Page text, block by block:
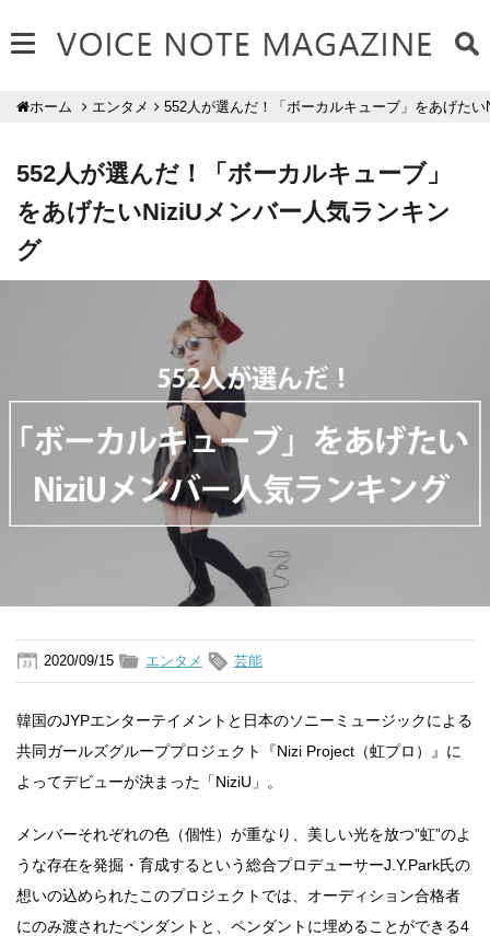
ホーム エンタメ 552人が選んだ！「ボーカルキューブ」をあげた
552人が選んだ！「ボーカルキューブ」
をあげたいNiziUメンバー人気ランキン
グ
2020/09/15 エンタメ 芸能
韓国のJYPエンターテイメントと日本のソニーミュージックによる
共同ガールズグループプロジェクト『Nizi Project（虹プロ）』に
よってデビューが決まった「NiziU」。
メンバーそれぞれの色（個性）が重なり、美しい光を放つ”虹”のよ
うな存在を発掘・育成するという総合プロデューサーJ.Y.Park氏の
想いの込められたこのプロジェクトでは、オーディション合格者
にのみ渡されたペンダントと、ペンダントに埋めることができる4